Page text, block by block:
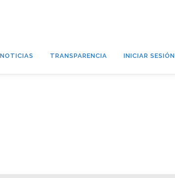
NOTICIAS TRANSPARENCIA INICIAR SESIÓN